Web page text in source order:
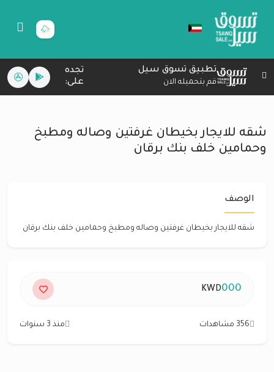
تطبيق تسوق سيل
قم بتحميله الان
تجده
على:
شقه للايجار بخيطان غرفتين وصاله ومطبخ
وحمامين خلف بنك برقان
الوصف
شقه للايجار بخيطان غرفتين وصاله ومطبخ وحمامين خلف بنك برقان
000
KWD
356 مشاهدات منذ 3 سنوات